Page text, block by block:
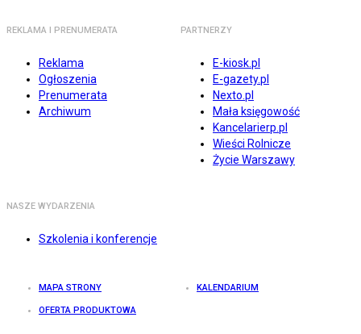
REKLAMA I PRENUMERATA
Reklama
Ogłoszenia
Prenumerata
Archiwum
PARTNERZY
E-kiosk.pl
E-gazety.pl
Nexto.pl
Mała księgowość
Kancelarierp.pl
Wieści Rolnicze
Życie Warszawy
NASZE WYDARZENIA
Szkolenia i konferencje
MAPA STRONY KALENDARIUM
OFERTA PRODUKTOWA